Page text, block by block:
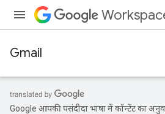
Gmail
Google आपकी पसंदीदा भाषा में कॉन्टेंट का